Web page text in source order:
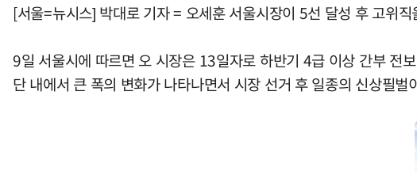
[서울=뉴시스] 박대로 기자 = 오세훈 서울시장이 5선 달성 후 고위
9일 서울시에 따르면 오 시장은 13일자로 하반기 4급 이상 간부 전
단 내에서 큰 폭의 변화가 나타나면서 시장 선거 후 일종의 신상필